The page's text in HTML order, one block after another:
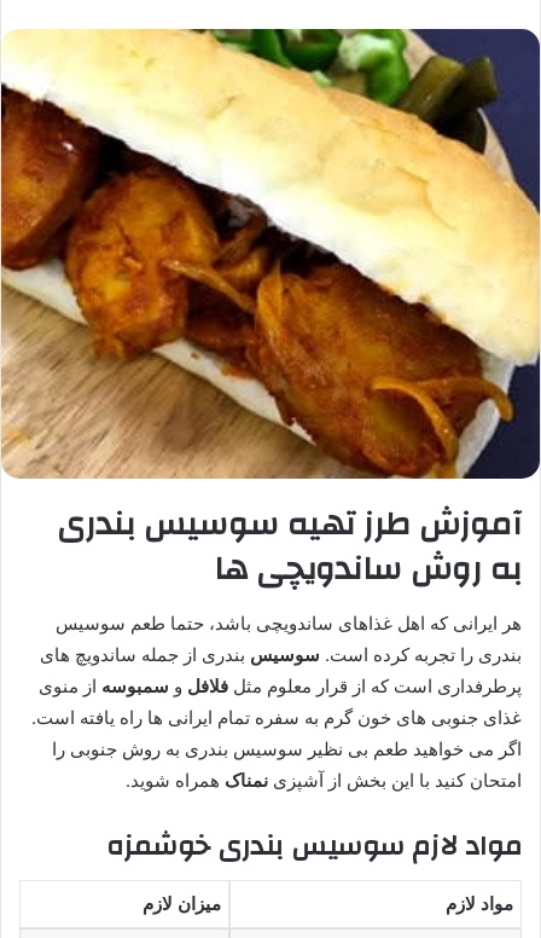
آموزش طرز تهیه سوسیس بندری
به روش ساندویچی ها
هر ایرانی که اهل غذاهای ساندویچی باشد، حتما طعم سوسیس
بندری را تجربه کرده است. سوسیس بندری از جمله ساندویچ های
پرطرفداری است که از قرار معلوم مثل فلافل و سمبوسه از منوی
غذای جنوبی های خون گرم به سفره تمام ایرانی ها راه یافته است.
اگر می خواهید طعم بی نظیر سوسیس بندری به روش جنوبی را
امتحان کنید با این بخش از آشپزی نمناک همراه شوید.
مواد لازم سوسیس بندری خوشمزه
مواد لازم میزان لازم